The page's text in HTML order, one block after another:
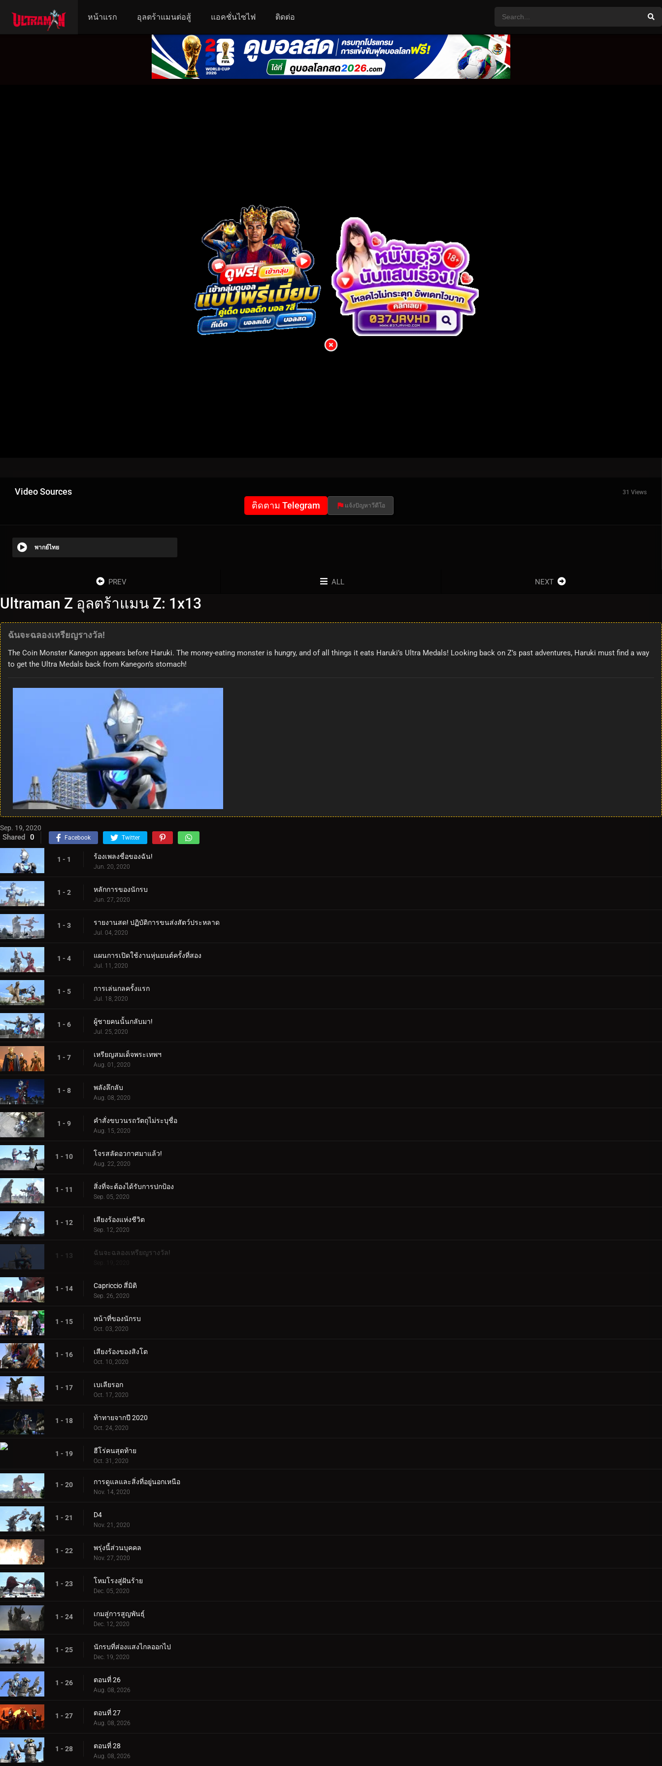
หน้าแรก อุลตร้าแมนต่อสู้ แอคชั่นไซไฟ ติดต่อ
Video Sources 31 Views
ติดตาม Telegram แจ้งปัญหาวีดีโอ
พากย์ไทย
PREV ALL NEXT
Ultraman Z อุลตร้าแมน Z: 1x13
ฉันจะฉลองเหรียญรางวัล!
The Coin Monster Kanegon appears before Haruki. The money-eating monster is hungry, and of all things it eats Haruki’s Ultra Medals! Looking back on Z’s past adventures, Haruki must find a way
to get the Ultra Medals back from Kanegon’s stomach!
Sep. 19, 2020
Shared 0 Facebook Twitter
1 - 1 ร้องเพลงชื่อของฉัน!
Jun. 20, 2020
1 - 2 หลักการของนักรบ
Jun. 27, 2020
1 - 3 รายงานสด! ปฏิบัติการขนส่งสัตว์ประหลาด
Jul. 04, 2020
1 - 4 แผนการเปิดใช้งานหุ่นยนต์ครั้งที่สอง
Jul. 11, 2020
1 - 5 การเล่นกลครั้งแรก
Jul. 18, 2020
1 - 6 ผู้ชายคนนั้นกลับมา!
Jul. 25, 2020
1 - 7 เหรียญสมเด็จพระเทพฯ
Aug. 01, 2020
1 - 8 พลังลึกลับ
Aug. 08, 2020
1 - 9 คำสั่งขบวนรถวัตถุไม่ระบุชื่อ
Aug. 15, 2020
1 - 10 โจรสลัดอวกาศมาแล้ว!
Aug. 22, 2020
1 - 11 สิ่งที่จะต้องได้รับการปกป้อง
Sep. 05, 2020
1 - 12 เสียงร้องแห่งชีวิต
Sep. 12, 2020
1 - 13 ฉันจะฉลองเหรียญรางวัล!
Sep. 19, 2020
1 - 14 Capriccio สี่มิติ
Sep. 26, 2020
1 - 15 หน้าที่ของนักรบ
Oct. 03, 2020
1 - 16 เสียงร้องของสิงโต
Oct. 10, 2020
1 - 17 เบเลียรอก
Oct. 17, 2020
1 - 18 ท้าทายจากปี 2020
Oct. 24, 2020
1 - 19 ฮีโร่คนสุดท้าย
Oct. 31, 2020
1 - 20 การดูแลและสิ่งที่อยู่นอกเหนือ
Nov. 14, 2020
1 - 21 D4
Nov. 21, 2020
1 - 22 พรุ่งนี้ส่วนบุคคล
Nov. 27, 2020
1 - 23 โหมโรงสู่ฝันร้าย
Dec. 05, 2020
1 - 24 เกมสู่การสูญพันธุ์
Dec. 12, 2020
1 - 25 นักรบที่ส่องแสงไกลออกไป
Dec. 19, 2020
1 - 26 ตอนที่ 26
Aug. 08, 2026
1 - 27 ตอนที่ 27
Aug. 08, 2026
1 - 28 ตอนที่ 28
Aug. 08, 2026